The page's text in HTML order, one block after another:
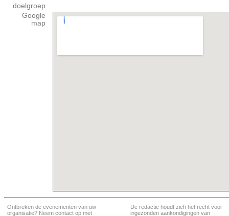
doelgroep
Google
map
Ontbreken de evenementen van uw
organisatie? Neem contact op met
De redactie houdt zich het recht voor
ingezonden aankondigingen van